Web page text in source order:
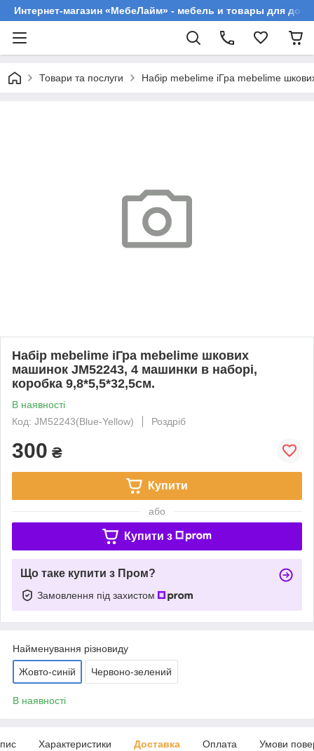
Интернет-магазин «МебеЛайм» - мебель и товары для
Товари та послуги Набір mebelime іГра mebelime
Набір mebelime іГра mebelime шкових
машинок JM52243, 4 машинки в наборі,
коробка 9,8*5,5*32,5см.
В наявності
Код: JM52243(Blue-Yellow)
Роздріб
300 ₴
Купити
або
Купити з
Що таке купити з Пром?
Замовлення під захистом
Найменування різновиду
Жовто-синій Червоно-зелений
В наявності
Характеристики Доставка Оплата Умови